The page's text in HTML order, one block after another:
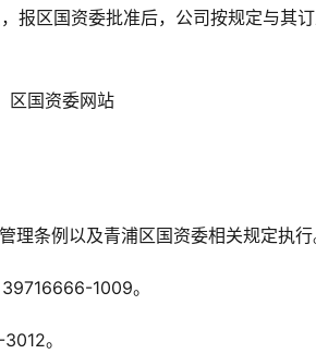
报区国资委批准后，公司按规定与其
区国资委网站
条例以及青浦区国资委相关规定执行
1009。
。